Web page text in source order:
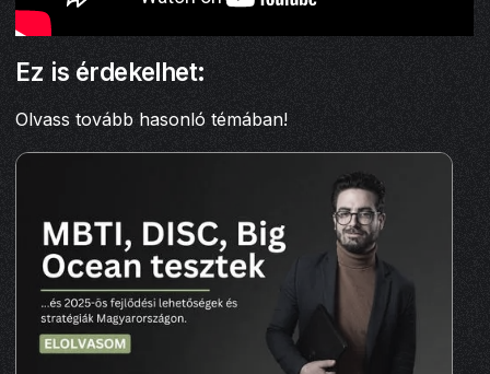
Ez is érdekelhet:
Olvass tovább hasonló témában!